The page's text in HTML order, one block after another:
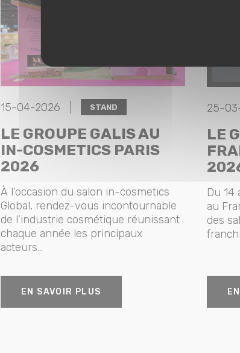
15-04-2026 | STAND
LE GROUPE GALIS AU
IN-COSMETICS PARIS
2026
À l’occasion du salon in-cosmetics
Global, rendez-vous incontournable
de l’industrie cosmétique réunissant
chaque année les principaux
acteurs...
EN SAVOIR PLUS
25-
LE
Du 14
au
des